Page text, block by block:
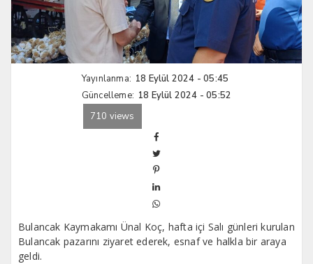
Yayınlanma: 18 Eylül 2024 - 05:45
Güncelleme: 18 Eylül 2024 - 05:52
710 views
Bulancak Kaymakamı Ünal Koç, hafta içi Salı günleri kurulan
Bulancak pazarını ziyaret ederek, esnaf ve halkla bir araya
geldi.